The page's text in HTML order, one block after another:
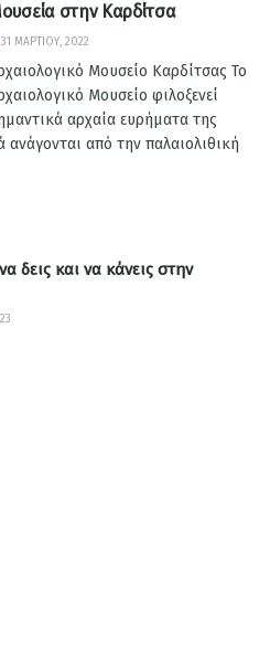
στην Καρδίτσα
31 ΜΑΡΤΊΟΥ, 2022
Μουσείο Καρδίτσας Το
Μουσείο φιλοξενεί
αρχαία ευρήματα της
ανάγονται από την παλαιολιθική
δεις και να κάνεις στην